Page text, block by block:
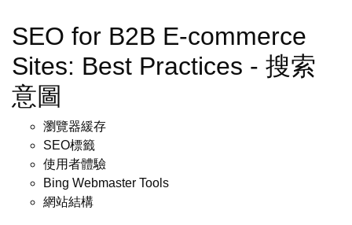
SEO for B2B E-commerce
Sites: Best Practices - 搜索
意圖
瀏覽器緩存
SEO標籤
使用者體驗
Bing Webmaster Tools
網站結構